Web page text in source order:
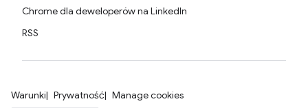
Chrome dla deweloperów na LinkedIn
RSS
Warunki Prywatność Manage cookies